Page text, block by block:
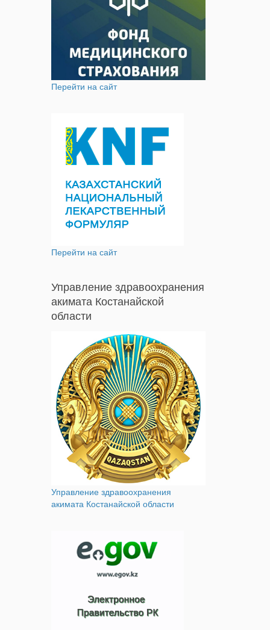
Перейти на сайт
Перейти на сайт
Управление здравоохранения
акимата Костанайской
области
Управление здравоохранения
акимата Костанайской области